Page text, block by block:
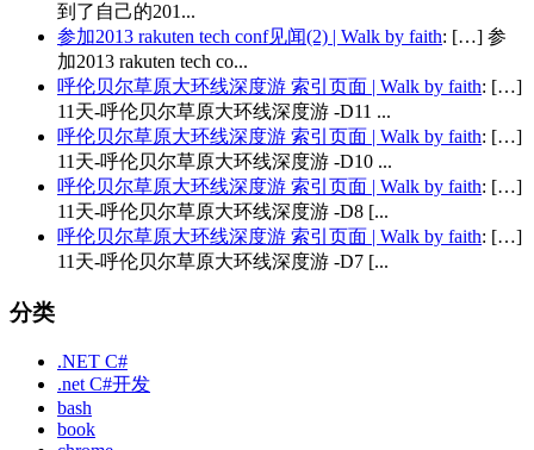
到了自己的201...
参加2013 rakuten tech conf见闻(2) | Walk by faith: […] 参
加2013 rakuten tech co...
呼伦贝尔草原大环线深度游 索引页面 | Walk by faith: […]
11天-呼伦贝尔草原大环线深度游 -D11 ...
呼伦贝尔草原大环线深度游 索引页面 | Walk by faith: […]
11天-呼伦贝尔草原大环线深度游 -D10 ...
呼伦贝尔草原大环线深度游 索引页面 | Walk by faith: […]
11天-呼伦贝尔草原大环线深度游 -D8 [...
呼伦贝尔草原大环线深度游 索引页面 | Walk by faith: […]
11天-呼伦贝尔草原大环线深度游 -D7 [...
分类
.NET C#
.net C#开发
bash
book